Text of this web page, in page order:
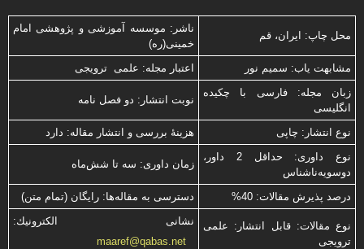
محل چاپ: ایران، قم
ناشر: موسسه آموزشی و پژوهشی امام
خمینی(ره)
مشابهت ياب: سميم نور
اعتبار مجله: علمی ترویجی
زبان مجله: فارسی با چكیده
انگلیسی
نوبت انتشار: دو فصل نامه
نوع انتشار: چاپی
هزینۀ بررسی و انتشار مقاله: دارد
نوع داوری: حداقل 2 داور،
دوسویه‌ناشناس
زمان داوری: سه تا شش‌ماه
درصد پذیرش مقالات: 40% دسترسی به مقاله‌ها: رایگان (تمام متن)
نوع مقالات: قابل انتشار: علمی
ترویجی
نشانی الكترونیك:
maaref@qabas.net